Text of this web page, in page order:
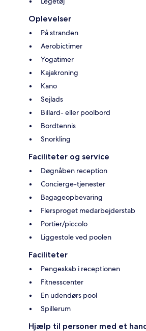
Oplevelser
På stranden
Aerobictimer
Yogatimer
Kajakroning
Kano
Sejlads
Billard- eller poolbord
Bordtennis
Snorkling
Faciliteter og service
Døgnåben reception
Concierge-tjenester
Bagageopbevaring
Flersproget medarbejderstab
Portier/piccolo
Liggestole ved poolen
Faciliteter
Pengeskab i receptionen
Fitnesscenter
En udendørs pool
Spillerum
Hjælp til personer med et